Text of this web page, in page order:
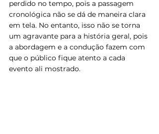
perdido no tempo, pois a passagem
cronológica não se dá de maneira clara
em tela. No entanto, isso não se torna
um agravante para a história geral, pois
a abordagem e a condução fazem com
que o público fique atento a cada
evento ali mostrado.